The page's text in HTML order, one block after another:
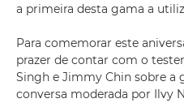
a primeira desta gama a
Para comemorar este
prazer de contar com o
Singh e Jimmy Chin sobre a
conversa moderada por Ilvy